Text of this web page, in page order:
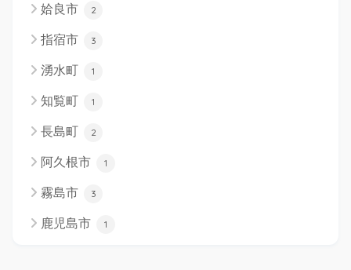
姶良市 2
指宿市 3
湧水町 1
知覧町 1
長島町 2
阿久根市 1
霧島市 3
鹿児島市 1